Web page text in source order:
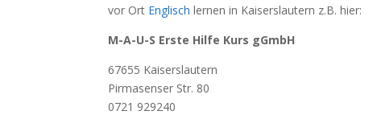
vor Ort Englisch lernen in Kaiserslautern z.B. hier:
M-A-U-S Erste Hilfe Kurs gGmbH
67655 Kaiserslautern
Pirmasenser Str. 80
0721 929240